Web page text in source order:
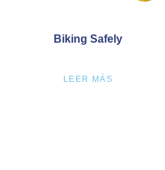
Biking Safely
LEER MÁS